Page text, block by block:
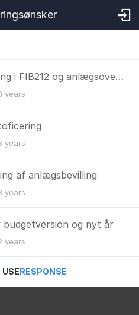
Tekst fra anlægsbevilling i FIB212 og anlægsoverblik
years
years
af anlægsbevilling
years
og nyt år
years
USERESPONSE